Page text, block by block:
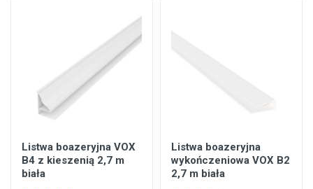
Listwa boazeryjna VOX
B4 z kieszenią 2,7 m
biała
Listwa boazeryjna
wykończeniowa VOX B2
2,7 m biała